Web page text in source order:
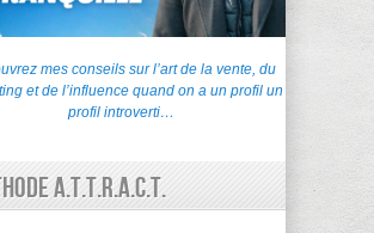
mes conseils sur l’art de la vente, du
et de l’influence quand on a un profil un
profil introverti…
A.T.T.R.A.C.T.